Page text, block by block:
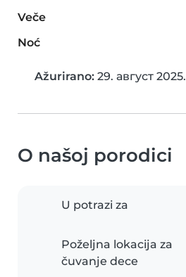
Veče
Noć
Ažurirano: 29. август 2025.
O našoj porodici
U potrazi za
Poželjna lokacija za
čuvanje dece